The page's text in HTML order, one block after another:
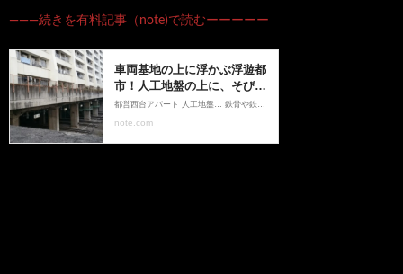
―――続きを有料記事（note)で読むーーーーー